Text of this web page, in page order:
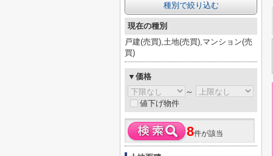
種別で絞り込む
現在の種別
戸建(売買),土地(売買),マンション(売
買)
▼価格
～
値下げ物件
8件が該当